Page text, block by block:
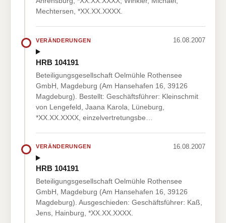
Mechtersen, *XX.XX.XXXX.
VERÄNDERUNGEN 16.08.2007
HRB 104191
Beteiligungsgesellschaft Oelmühle Rothensee
GmbH, Magdeburg (Am Hansehafen 16, 39126
Magdeburg). Bestellt: Geschäftsführer: Kleinschmit
von Lengefeld, Jaana Karola, Lüneburg,
*XX.XX.XXXX, einzelvertretungsbe…
VERÄNDERUNGEN 16.08.2007
HRB 104191
Beteiligungsgesellschaft Oelmühle Rothensee
GmbH, Magdeburg (Am Hansehafen 16, 39126
Magdeburg). Ausgeschieden: Geschäftsführer: Kaß,
Jens, Hainburg, *XX.XX.XXXX.